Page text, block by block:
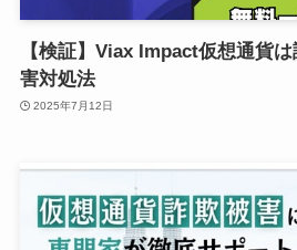
【検証】Viax Impact仮想通貨
害対処法
2025年7月12日